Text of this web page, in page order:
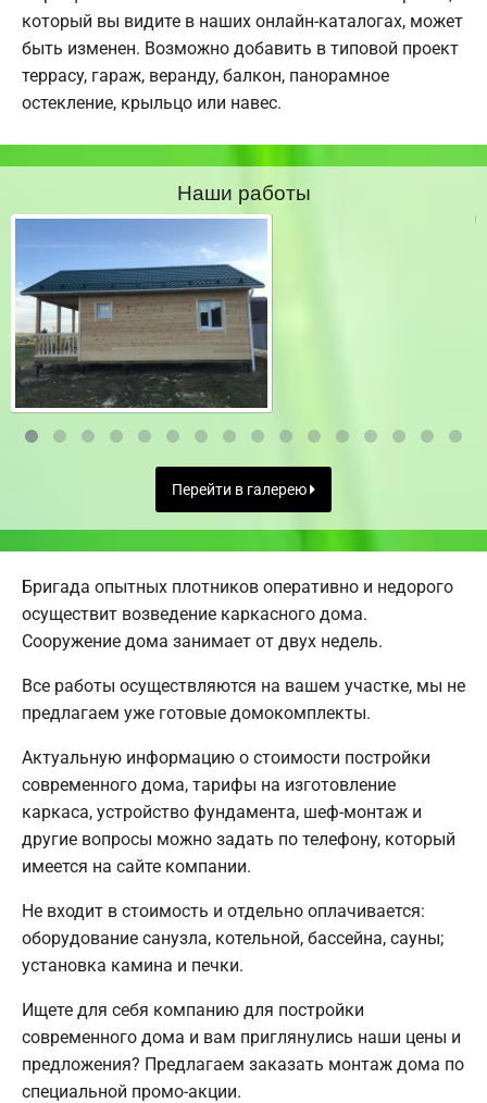
который вы видите в наших онлайн-каталогах, может
быть изменен. Возможно добавить в типовой проект
террасу, гараж, веранду, балкон, панорамное
остекление, крыльцо или навес.
Наши работы
Перейти в галерею
Бригада опытных плотников оперативно и недорого
осуществит возведение каркасного дома.
Сооружение дома занимает от двух недель.
Все работы осуществляются на вашем участке, мы не
предлагаем уже готовые домокомплекты.
Актуальную информацию о стоимости постройки
современного дома, тарифы на изготовление
каркаса, устройство фундамента, шеф-монтаж и
другие вопросы можно задать по телефону, который
имеется на сайте компании.
Не входит в стоимость и отдельно оплачивается:
оборудование санузла, котельной, бассейна, сауны;
установка камина и печки.
Ищете для себя компанию для постройки
современного дома и вам приглянулись наши цены и
предложения? Предлагаем заказать монтаж дома по
специальной промо-акции.